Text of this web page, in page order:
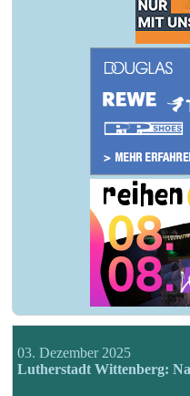
03. Dezember 2025
Lutherstadt Wittenberg: